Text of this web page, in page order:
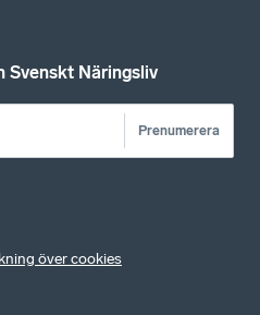
Svenskt Näringsliv
Prenumerera
över cookies